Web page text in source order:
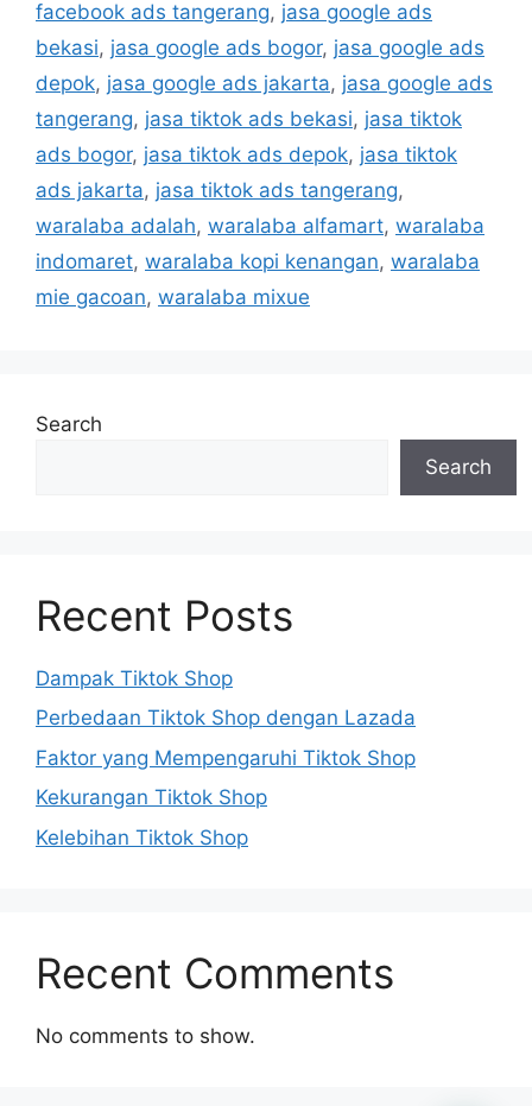
facebook ads tangerang, jasa google ads
bekasi, jasa google ads bogor, jasa google ads
depok, jasa google ads jakarta, jasa google ads
tangerang, jasa tiktok ads bekasi, jasa tiktok
ads bogor, jasa tiktok ads depok, jasa tiktok
ads jakarta, jasa tiktok ads tangerang,
waralaba adalah, waralaba alfamart, waralaba
indomaret, waralaba kopi kenangan, waralaba
mie gacoan, waralaba mixue
Search
Search
Recent Posts
Dampak Tiktok Shop
Perbedaan Tiktok Shop dengan Lazada
Faktor yang Mempengaruhi Tiktok Shop
Kekurangan Tiktok Shop
Kelebihan Tiktok Shop
Recent Comments
No comments to show.